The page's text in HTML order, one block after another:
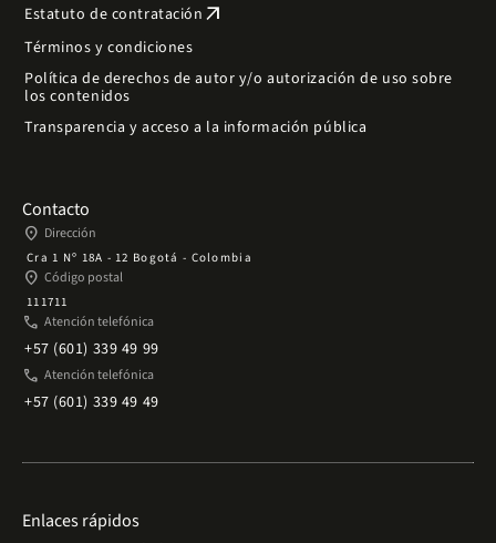
Estatuto de contratación arrow_outward
Términos y condiciones
Política de derechos de autor y/o autorización de uso sobre
los contenidos
Transparencia y acceso a la información pública
Contacto
place Dirección
Cra 1 Nº 18A - 12 Bogotá - Colombia
place Código postal
111711
phone Atención telefónica
+57 (601) 339 49 99
phone Atención telefónica
+57 (601) 339 49 49
Enlaces rápidos